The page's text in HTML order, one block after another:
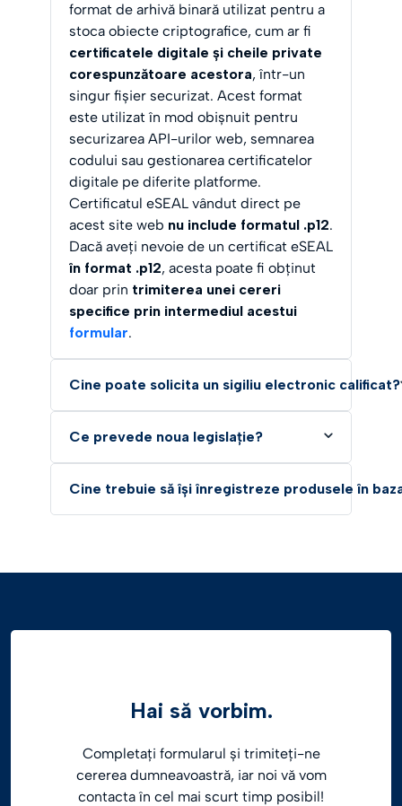
format de arhivă binară utilizat pentru a
stoca obiecte criptografice, cum ar fi
certificatele digitale și cheile private
corespunzătoare acestora, într-un
singur fișier securizat. Acest format
este utilizat în mod obișnuit pentru
securizarea API-urilor web, semnarea
codului sau gestionarea certificatelor
digitale pe diferite platforme.
Certificatul eSEAL vândut direct pe
acest site web nu include formatul .p12.
Dacă aveți nevoie de un certificat eSEAL
în format .p12, acesta poate fi obținut
doar prin trimiterea unei cereri
specifice prin intermediul acestui
formular.
Cine poate solicita un sigiliu electronic calificat?
Ce prevede noua legislație?
Cine trebuie să își înregistreze produsele în
Hai să vorbim.
Completați formularul și trimiteți-ne
cererea dumneavoastră, iar noi vă vom
contacta în cel mai scurt timp posibil!